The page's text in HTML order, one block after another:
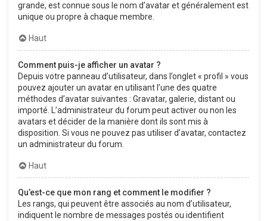
grande, est connue sous le nom d’avatar et généralement est
unique ou propre à chaque membre.
Haut
Comment puis-je afficher un avatar ?
Depuis votre panneau d’utilisateur, dans l’onglet « profil » vous
pouvez ajouter un avatar en utilisant l’une des quatre
méthodes d’avatar suivantes : Gravatar, galerie, distant ou
importé. L’administrateur du forum peut activer ou non les
avatars et décider de la manière dont ils sont mis à
disposition. Si vous ne pouvez pas utiliser d’avatar, contactez
un administrateur du forum.
Haut
Qu’est-ce que mon rang et comment le modifier ?
Les rangs, qui peuvent être associés au nom d’utilisateur,
indiquent le nombre de messages postés ou identifient